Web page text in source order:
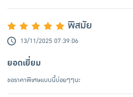
พิสมัย
13/11/2025 07:39:06
ยอดเยี่ยม
ขอราคาพิเศษแบบนี้บ่อยๆๆนะ